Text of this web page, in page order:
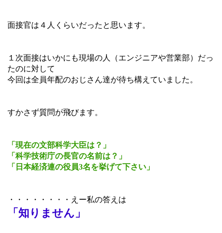
面接官は４人くらいだったと思います。
１次面接はいかにも現場の人（エンジニアや営業部）だっ
たのに対して
今回は全員年配のおじさん達が待ち構えていました。
すかさず質問が飛びます。
「現在の文部科学大臣は？」
「科学技術庁の長官の名前は？」
「日本経済連の役員3名を挙げて下さい」
・・・・・・・・えー私の答えは
「知りません」